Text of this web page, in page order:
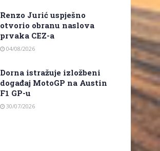
Renzo Jurić uspješno
otvorio obranu naslova
prvaka CEZ-a
04/08/2026
Dorna istražuje izložbeni
događaj MotoGP na Austin
F1 GP-u
30/07/2026